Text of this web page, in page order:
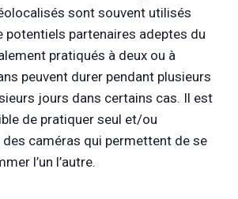
sont souvent utilisés
potentiels partenaires adeptes du
pratiqués à deux ou à
peuvent durer pendant plusieurs
jours dans certains cas. Il est
de pratiquer seul et/ou
caméras qui permettent de se
l’un l’autre.